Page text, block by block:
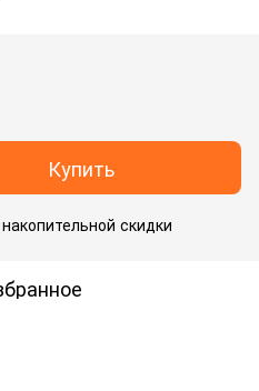
Купить
скидки